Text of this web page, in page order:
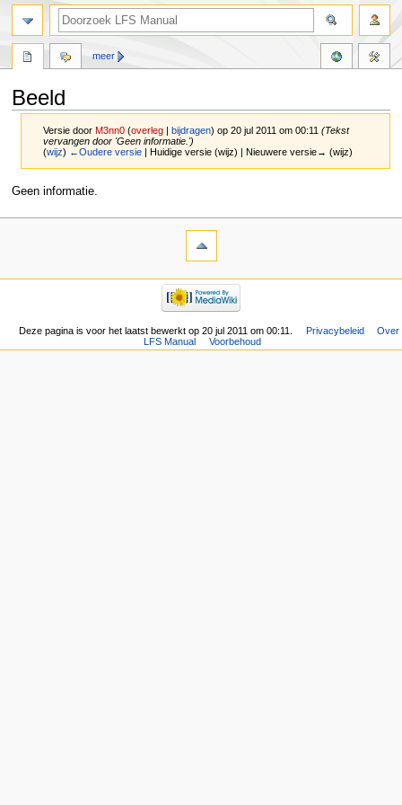
Beeld
Versie doorM3nn0 (overleg |bijdragen) op 20 jul 2011 om 00:11(Tekst
vervangen door 'Geen informatie.')
(wijz) ←Oudere versie | Huidige versie (wijz) | Nieuwere versie→ (wijz)
Naar
Naar
Geen informatie.
meer
Deze pagina is voor het laatst bewerkt op 20 jul 2011 om 00:11. Privacybeleid
Over
LFS Manual
Voorbehoud